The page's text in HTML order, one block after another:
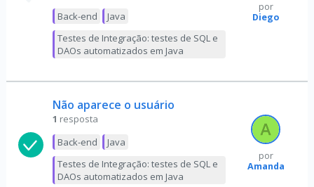
Back-end
Java
Testes de Integração: testes de SQL e
DAOs automatizados em Java
por
Diego
Não aparece o usuário
1 resposta
Back-end
Java
Testes de Integração: testes de SQL e
DAOs automatizados em Java
por
Amanda